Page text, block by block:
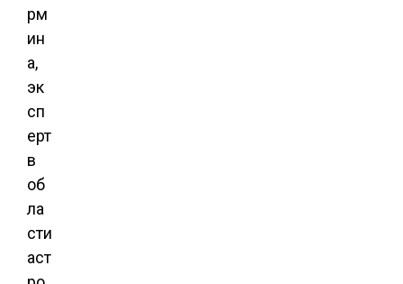
рм
ин
а,
эк
сп
ерт
в
об
ла
сти
аст